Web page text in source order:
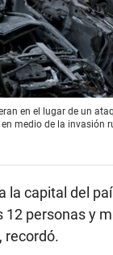
en el lugar de un
medio de la invasión
la capital del
12 personas y
recordó.